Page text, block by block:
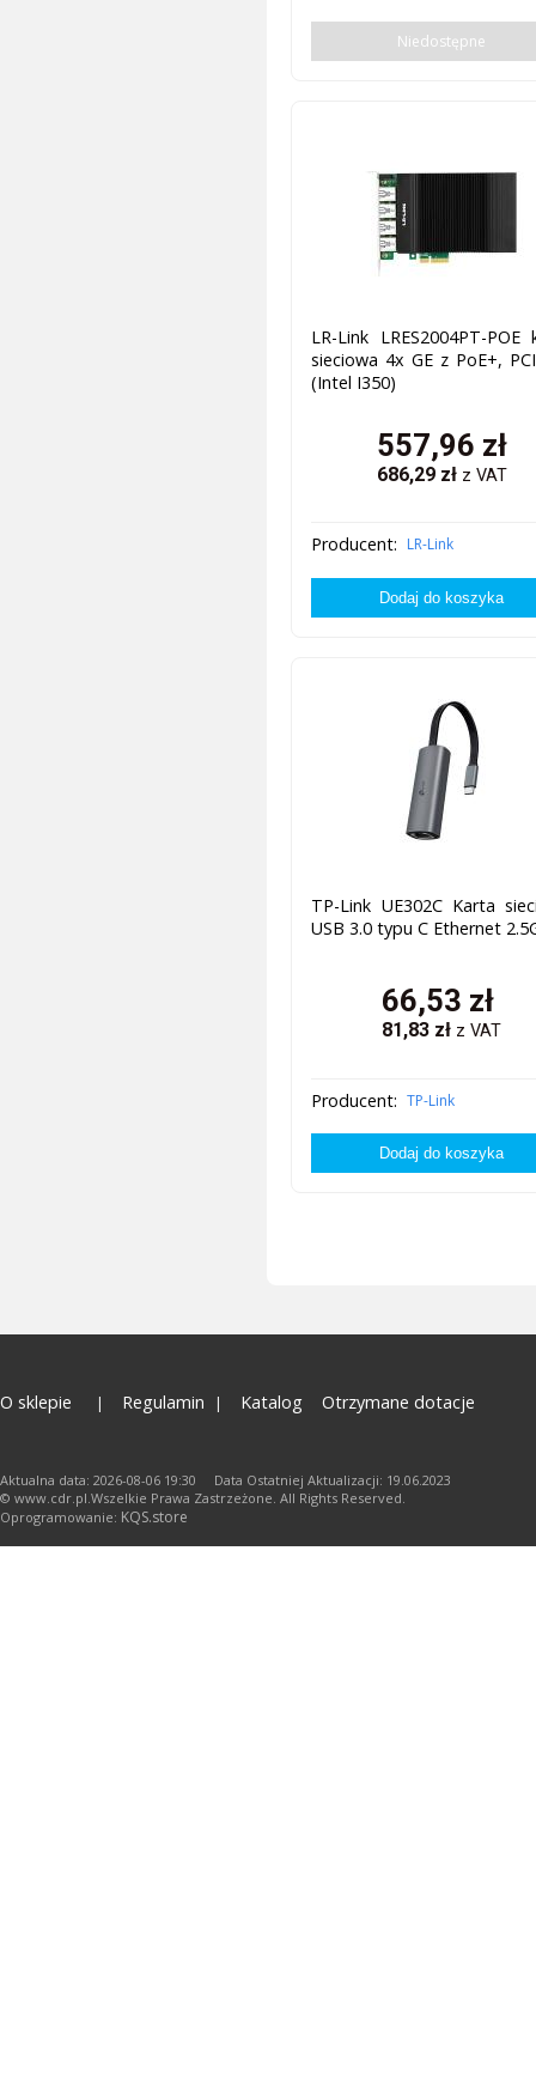
Niedostępne
LR-Link LRES2004PT-POE
sieciowa 4x GE z PoE+,
(Intel I350)
557,96 zł
686,29zł z VAT
Producent: LR-Link
TP-Link UE302C Karta
USB 3.0 typu C Ethernet
66,53 zł
81,83 zł z VAT
Producent: TP-Link
O sklepie Regulamin Katalog Otrzymane dotacje
Aktualna data: 2026-08-06 19:30 Data Ostatniej Aktualizacji: 19.06.2023
© www.cdr.pl.Wszelkie Prawa Zastrzeżone. All Rights Reserved.
Oprogramowanie: KQS.store